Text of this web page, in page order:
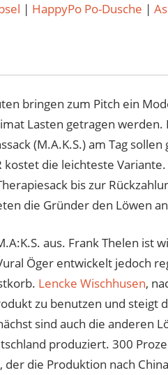
| HappyPo Po-Dusche |
bringen zum Pitch ein
Lasten getragen
(M.A.K.S.) am Tag
die leichteste
bis zur
die Gründer den Löwen
aus. Frank Thelen ist
Öger entwickelt jedoch
Lencke Wischhusen,
zu benutzen und steigt
sind auch die anderen
produziert. 300
der die Produktion nach